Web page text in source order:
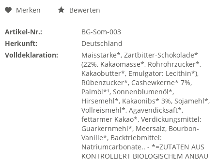
Merken Bewerten
Artikel-Nr.:
BG-Som-003
Herkunft:
Deutschland
Volldeklaration:
Maisstärke*, Zartbitter-Schokolade*
(22%, Kakaomasse*, Rohrohrzucker*,
Kakaobutter*, Emulgator: Lecithin*),
Rübenzucker*, Cashewkerne* 7%,
Palmöl*¹, Sonnenblumenöl*,
Hirsemehl*, Kakaonibs* 3%, Sojamehl*,
Vollreismehl*, Agavendicksaft*,
fettarmer Kakao*, Verdickungsmittel:
Guarkernmehl*, Meersalz, Bourbon-
Vanille*, Backtriebmittel:
Natriumcarbonate.. - *=ZUTATEN AUS
KONTROLLIERT BIOLOGISCHEM ANBAU